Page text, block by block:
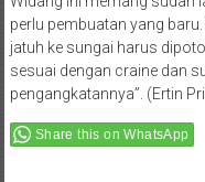
perlu pembuatan yang
jatuh ke sungai harus
sesuai dengan craine dan
pengangkatannya”. (Ertin
Share this on WhatsApp